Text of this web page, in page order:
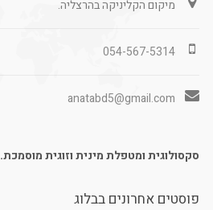
מיקום הקליניקה בהרצליה.
054-567-5314
anatabd5@gmail.com
סקסולוגית ומטפלת מינית וזוגית מוסמכת.
פוסטים אחרונים בבלוג